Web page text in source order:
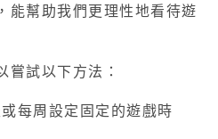
，能幫助我們更理性地看待遊
嘗試以下方法：
每周設定固定的遊戲時